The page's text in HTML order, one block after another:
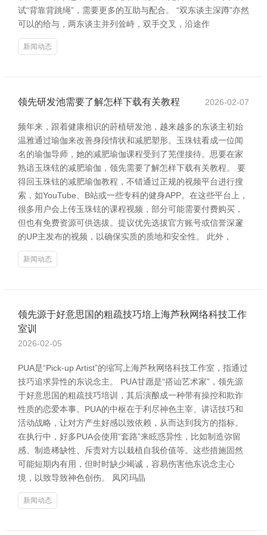
试“背靠背跳绳”，需要更多的互助与配合。 “双东谈主深蹲”亦然
可以的给与，两东谈主并列耸峙，双手交叉，沿途作
新闻动态
领先研发池需要了解怎样下载有关教程 2026-02-07
频年来，跟着健康相识的莳植研发池，越来越多的东谈主初始
温雅通过瑜伽来改善身段情状和减肥塑形。玉珠铉看成一位闻
名的瑜伽导师，她的减肥瑜伽课程受到了芜俚接待。思要在家
熟谙玉珠铉的减肥瑜伽，领先需要了解怎样下载有关教程。 要
得回玉珠铉的减肥瑜伽教程，不错通过正规的视频平台进行搜
索，如YouTube、B站或一些专科的健身APP。在这些平台上，
很多用户会上传玉珠铉的课程视频，部分可能需要付费购买，
但也有免费资源可供选拔。提议优先选拔官方账号或信誉深邃
的UP主发布的视频，以确保实质的质地和安全性。 此外，
新闻动态
领先源于好意思国的粗疏技巧培上海芦秋网络科技工作
室训
2026-02-05
PUA是“Pick-up Artist”的缩写上海芦秋网络科技工作室，指通过
技巧追求异性的东说念主。 PUA甘愿是“搭讪艺术家”，领先源
于好意思国的粗疏技巧培训，其后演酿成一种带有操控和欺诈
性质的恋爱本事。PUA的中枢在于利尽神色主宰、讲话技巧和
活动战略，让对方产生好感以致依赖，从而达到我方的指标。
在执行中，好多PUA会使用“套路”来眩惑异性，比如制造弥留
感、制造稀缺性、斥责对方以栽植自我价值等。这些措施固然
可能短期内有用，但时时缺少竭诚，容易伤害他东说念主心
境，以致导致神色创伤。 凤冈玛晶
新闻动态